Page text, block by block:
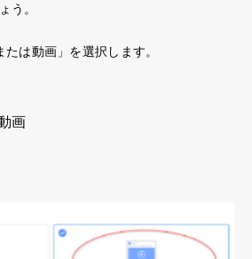
う。
は動画」を選択します。
画